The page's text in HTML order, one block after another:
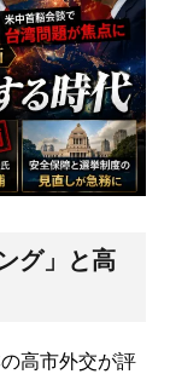
グ」と高
高市外交が評